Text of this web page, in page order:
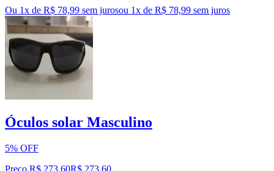
Ou 1x de R$ 78,99 sem jurosou 1x de R$ 78,99 sem juros
Óculos solar Masculino
5% OFF
Preço R$ 273,60R$ 273,60